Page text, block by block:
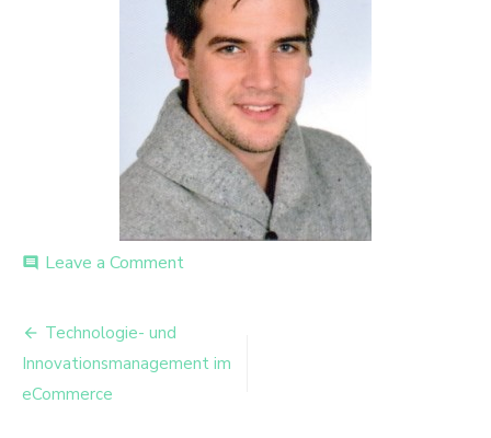
comment Leave a Commenton
Beitrags-
Navigation
Technologie- und
Innovationsmanagement im
eCommerce